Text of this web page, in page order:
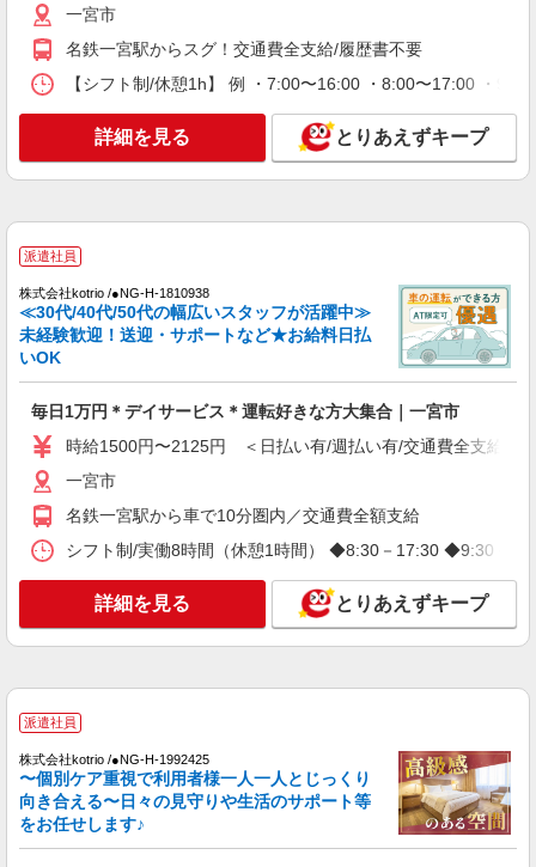
愛知県一宮市 【最寄駅】JR東海道線「尾張一
宮」駅よりバス ★勤務地は3000ヶ所以上★ 自宅
から通いやすいエリアなど、お好きな勤務地をお
選び下さい！！
キープ 詳細を見る
アルバイト パート 派遣社員 紹介予定派遣
ィス
給1,500円〜 ◆初任者研修・未経験：時給1,500
円〜 ◆初任者研修・経験者：時給1,600円〜 ◆介
護福祉士：時給1,750円〜 ※経験者は3ヶ月以上 ※
愛知県一宮市 【最寄駅】名鉄一宮駅 ★勤務地
は3000ヶ所以上★ 自宅から通いやすいエリアな
キープ 詳細を見る
派遣社員
（株）ウィルオブ・ワークCW 名古屋支店/ms230101
生活サポート
時給1400円 ◆前払い・日払い・週払いOK
キープ 詳細を見る
OK！子育て世代活躍中
時給1500円〜2125円 ＜日払い有/週払い有/交
通費全支給(ガソリン代含む)＞
一宮市
名鉄一宮駅からスグ！交通費全支給/履歴書不要
【シフト制/休憩1h】 例 ・7:00〜16:00 ・8:00〜17:00 ・
詳細を見る とりあえずキープ
派遣社員
株式会社kotrio /●NG-H-1810938
≪30代/40代/50代の幅広いスタッフが活躍中≫
未経験歓迎！送迎・サポートなど★お給料日払
いOK
毎日1万円＊デイサービス＊運転好きな方大集合｜一宮市
時給1500円〜2125円 ＜日払い有/週払い有/交通費全支給(ガ
一宮市
名鉄一宮駅から車で10分圏内／交通費全額支給
シフト制/実働8時間（休憩1時間） ◆8:30－17:30 ◆9:30－
詳細を見る とりあえずキープ
派遣社員
株式会社kotrio /●NG-H-1992425
〜個別ケア重視で利用者様一人一人とじっくり
向き合える〜日々の見守りや生活のサポート等
をお任せします♪